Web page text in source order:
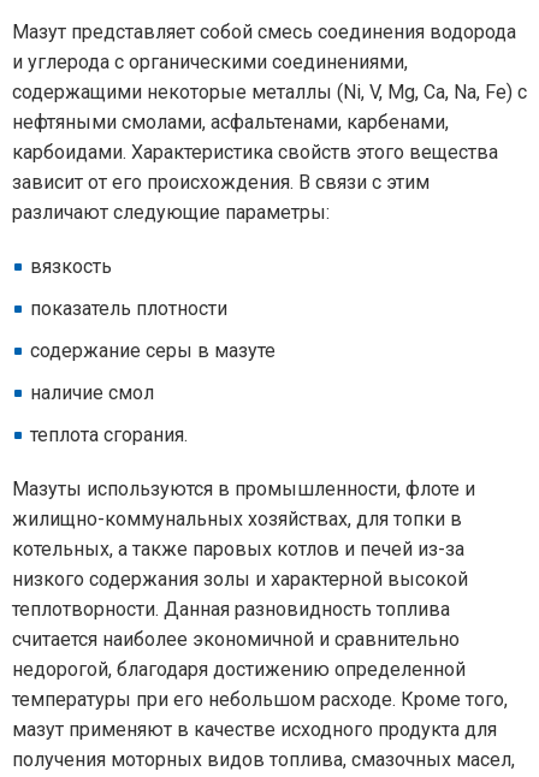
Мазут представляет собой смесь соединения водорода
и углерода с органическими соединениями,
содержащими некоторые металлы (Ni, V, Mg, Ca, Na, Fe) с
нефтяными смолами, асфальтенами, карбенами,
карбоидами. Характеристика свойств этого вещества
зависит от его происхождения. В связи с этим
различают следующие параметры:
вязкость
показатель плотности
содержание серы в мазуте
наличие смол
теплота сгорания.
Мазуты используются в промышленности, флоте и
жилищно-коммунальных хозяйствах, для топки в
котельных, а также паровых котлов и печей из-за
низкого содержания золы и характерной высокой
теплотворности. Данная разновидность топлива
считается наиболее экономичной и сравнительно
недорогой, благодаря достижению определенной
температуры при его небольшом расходе. Кроме того,
мазут применяют в качестве исходного продукта для
получения моторных видов топлива, смазочных масел,